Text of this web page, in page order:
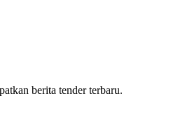
berita tender terbaru.